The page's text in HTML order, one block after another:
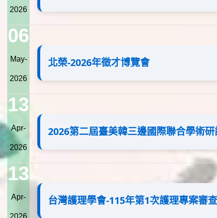
2026
06
May-
2026
北榮-2026年徵才博覽會
13
Apr-
2026
2026第二屆臺美韓三邊國際聯合學術
13
Apr-
2026
台灣護理學會-115年第1次護理專案審